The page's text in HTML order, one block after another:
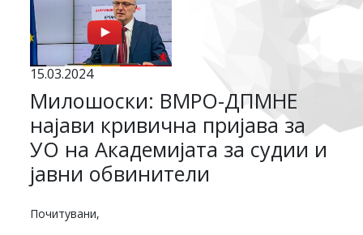
15.03.2024
Милошоски: ВМРО-ДПМНЕ
најави кривична пријава за
УО на Академијата за судии и
јавни обвинители
Почитувани,